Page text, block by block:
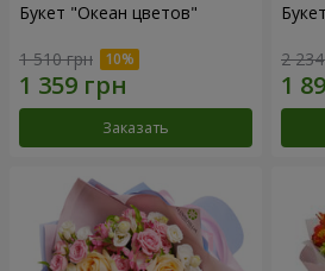
Букет "Океан цветов"
1 510 грн
Заказать
2